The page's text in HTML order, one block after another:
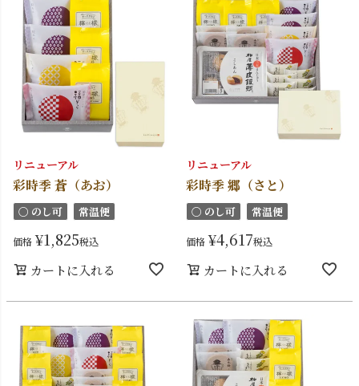
リニューアル
彩時季 蒼（あお）
〇 のし可 常温便
価格 ¥1,825税込
カートに入れる
リニューアル
彩時季 郷（さと）
〇 のし可 常温便
価格 ¥4,617税込
カートに入れる